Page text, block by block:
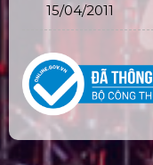
15/04/2011